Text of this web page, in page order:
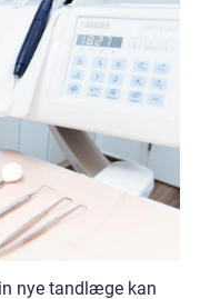
nye tandlæge kan